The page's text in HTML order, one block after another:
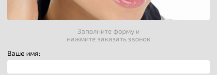
Заполните форму и
нажмите заказать звонок
Ваше имя: